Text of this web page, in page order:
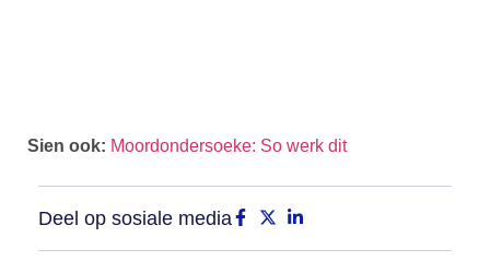
Sien ook: Moordondersoeke: So werk dit
Deel op sosiale media